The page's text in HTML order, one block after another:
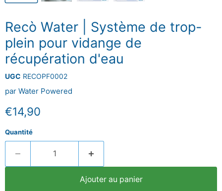
Recò Water | Système de trop-
plein pour vidange de
récupération d'eau
UGC RECOPF0002
par Water Powered
Prix actuel
€14,90
Quantité
Ajouter au panier